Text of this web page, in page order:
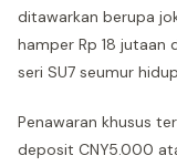
ditawarkan berupa
hamper Rp 18 jutaan
seri SU7 seumur
Penawaran khusus
deposit CNY5.000